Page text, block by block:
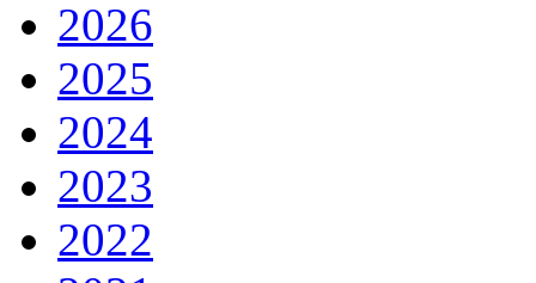
2026
2025
2024
2023
2022